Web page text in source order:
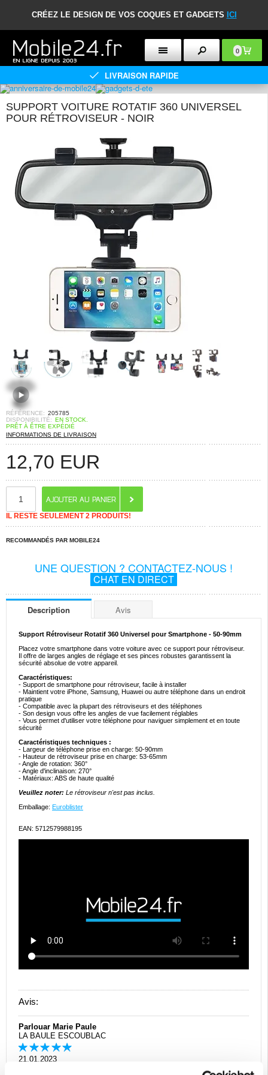
CRÉEZ LE DESIGN DE VOS COQUES ET GADGETS ICI
0
LIVRAISON RAPIDE
SUPPORT VOITURE ROTATIF 360 UNIVERSEL
POUR RÉTROVISEUR - NOIR
RÉFÉRENCE: 205785
DISPONIBILITÉ: EN STOCK.
PRÊT À ÊTRE EXPÉDIÉ
INFORMATIONS DE LIVRAISON
12,70 EUR
IL RESTE SEULEMENT 2 PRODUITS!
RECOMMANDÉS PAR MOBILE24
UNE QUESTION ? CONTACTEZ-NOUS !
CHAT EN DIRECT
Description Avis
Support Rétroviseur Rotatif 360 Universel pour Smartphone - 50-90mm
Placez votre smartphone dans votre voiture avec ce support pour rétroviseur.
Il offre de larges angles de réglage et ses pinces robustes garantissent la
sécurité absolue de votre appareil.
Caractéristiques:
- Support de smartphone pour rétroviseur, facile à installer
- Maintient votre iPhone, Samsung, Huawei ou autre téléphone dans un endroit
pratique
- Compatible avec la plupart des rétroviseurs et des téléphones
- Son design vous offre les angles de vue facilement réglables
- Vous permet d'utiliser votre téléphone pour naviguer simplement et en toute
sécurité
Caractéristiques techniques :
- Largeur de téléphone prise en charge: 50-90mm
- Hauteur de rétroviseur prise en charge: 53-65mm
- Angle de rotation: 360°
- Angle d'inclinaison: 270°
- Matériaux: ABS de haute qualité
Veuillez noter: Le rétroviseur n'est pas inclus.
Emballage: Euroblister
EAN: 5712579988195
Avis:
Parlouar Marie Paule
LA BAULE ESCOUBLAC
21.01.2023